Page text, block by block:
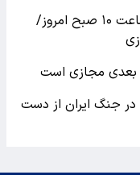
اعمال محدودیت تردد در چالوس از ساعت ۱۰ صبح امروز/
بعدی مجازی است
در جنگ ایران از دست